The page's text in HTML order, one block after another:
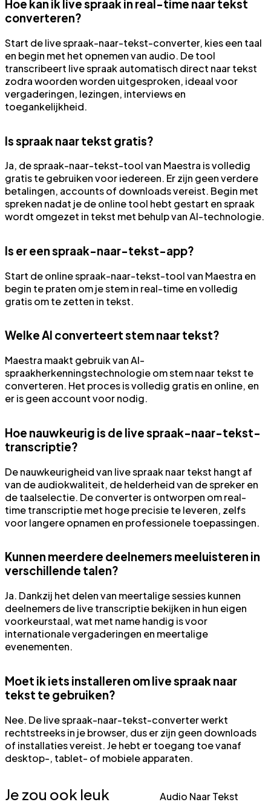
Hoe kan ik live spraak in real-time naar tekst
converteren?
Start de live spraak-naar-tekst-converter, kies een taal
en begin met het opnemen van audio. De tool
transcribeert live spraak automatisch direct naar tekst
zodra woorden worden uitgesproken, ideaal voor
vergaderingen, lezingen, interviews en
toegankelijkheid.
Is spraak naar tekst gratis?
Ja, de spraak-naar-tekst-tool van Maestra is volledig
gratis te gebruiken voor iedereen. Er zijn geen verdere
betalingen, accounts of downloads vereist. Begin met
spreken nadat je de online tool hebt gestart en spraak
wordt omgezet in tekst met behulp van AI-technologie.
Is er een spraak-naar-tekst-app?
Start de online spraak-naar-tekst-tool van Maestra en
begin te praten om je stem in real-time en volledig
gratis om te zetten in tekst.
Welke AI converteert stem naar tekst?
Maestra maakt gebruik van AI-
spraakherkenningstechnologie om stem naar tekst te
converteren. Het proces is volledig gratis en online, en
er is geen account voor nodig.
Hoe nauwkeurig is de live spraak-naar-tekst-
transcriptie?
De nauwkeurigheid van live spraak naar tekst hangt af
van de audiokwaliteit, de helderheid van de spreker en
de taalselectie. De converter is ontworpen om real-
time transcriptie met hoge precisie te leveren, zelfs
voor langere opnamen en professionele toepassingen.
Kunnen meerdere deelnemers meeluisteren in
verschillende talen?
Ja. Dankzij het delen van meertalige sessies kunnen
deelnemers de live transcriptie bekijken in hun eigen
voorkeurstaal, wat met name handig is voor
internationale vergaderingen en meertalige
evenementen.
Moet ik iets installeren om live spraak naar
tekst te gebruiken?
Nee. De live spraak-naar-tekst-converter werkt
rechtstreeks in je browser, dus er zijn geen downloads
of installaties vereist. Je hebt er toegang toe vanaf
desktop-, tablet- of mobiele apparaten.
Je zou ook leuk
Audio Naar Tekst